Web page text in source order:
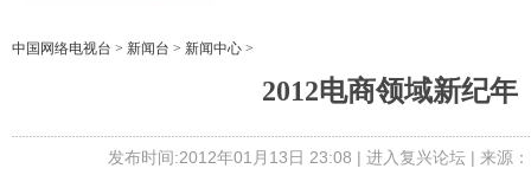
中国网络电视台 > 新闻台 > 新闻中心 >
2012电商领域新纪年
发布时间:2012年01月13日 23:08 | 进入复兴论坛 | 来源